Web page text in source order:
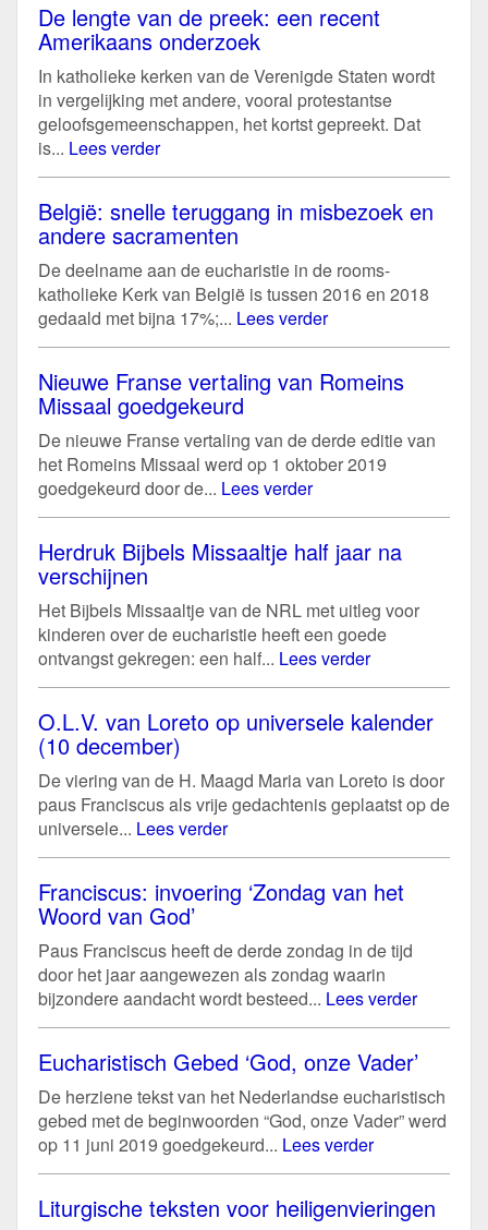
De lengte van de preek: een recent
Amerikaans onderzoek
In katholieke kerken van de Verenigde Staten wordt
in vergelijking met andere, vooral protestantse
geloofsgemeenschappen, het kortst gepreekt. Dat
is... Lees verder
België: snelle teruggang in misbezoek en
andere sacramenten
De deelname aan de eucharistie in de rooms-
katholieke Kerk van België is tussen 2016 en 2018
gedaald met bijna 17%;... Lees verder
Nieuwe Franse vertaling van Romeins
Missaal goedgekeurd
De nieuwe Franse vertaling van de derde editie van
het Romeins Missaal werd op 1 oktober 2019
goedgekeurd door de... Lees verder
Herdruk Bijbels Missaaltje half jaar na
verschijnen
Het Bijbels Missaaltje van de NRL met uitleg voor
kinderen over de eucharistie heeft een goede
ontvangst gekregen: een half... Lees verder
O.L.V. van Loreto op universele kalender
(10 december)
De viering van de H. Maagd Maria van Loreto is door
paus Franciscus als vrije gedachtenis geplaatst op de
universele... Lees verder
Franciscus: invoering ‘Zondag van het
Woord van God’
Paus Franciscus heeft de derde zondag in de tijd
door het jaar aangewezen als zondag waarin
bijzondere aandacht wordt besteed... Lees verder
Eucharistisch Gebed ‘God, onze Vader’
De herziene tekst van het Nederlandse eucharistisch
gebed met de beginwoorden “God, onze Vader” werd
op 11 juni 2019 goedgekeurd... Lees verder
Liturgische teksten voor heiligenvieringen